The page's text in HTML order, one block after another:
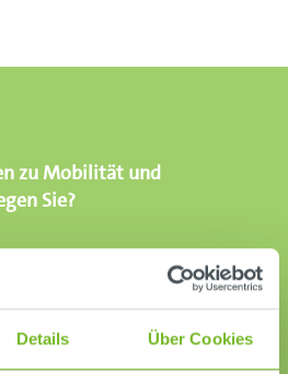
Details Über Cookies
zu Mobilität und
Sie?
darauf, gemeinsam
finden.